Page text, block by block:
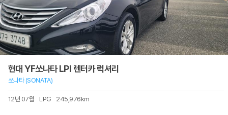
현대 YF쏘나타 LPI 렌터카 럭셔리
쏘나타 (SONATA)
12년 07월 LPG 245,976km